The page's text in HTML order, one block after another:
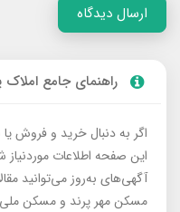
ارسال دیدگاه
راهنمای جامع املاک
اگر به دنبال خرید و فروش
این صفحه اطلاعات موردنیاز
آگهی‌های به‌روز می‌توانید
مسکن مهر پرند و مسکن ملی